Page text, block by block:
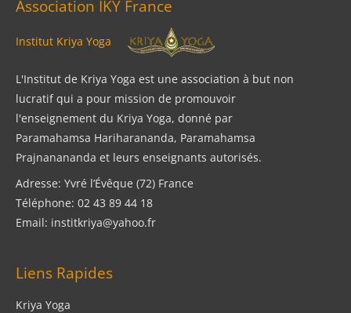
Association IKY France
Institut Kriya Yoga
L'Institut de Kriya Yoga est une association à but non
lucratif qui a pour mission de promouvoir
l'enseignement du Kriya Yoga, donné par
Paramahamsa Hariharananda, Paramahamsa
Prajnanananda et leurs enseignants autorisés.
Adresse: Yvré l’Évêque (72) France
Téléphone: 02 43 89 44 18
Email: institkriya@yahoo.fr
Liens Rapides
Kriya Yoga